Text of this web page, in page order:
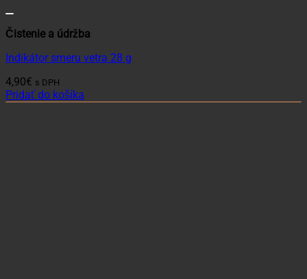
Čistenie a údržba
Indikátor smeru vetra 28 g
4,90€ s DPH
Pridať do košíka